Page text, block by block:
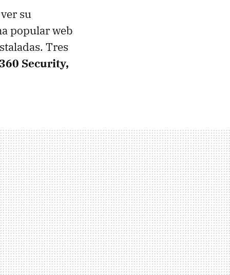
su
popular web
Tres
Security,